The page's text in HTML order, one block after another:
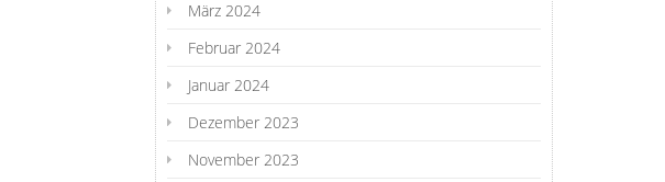
März 2024
Februar 2024
Januar 2024
Dezember 2023
November 2023